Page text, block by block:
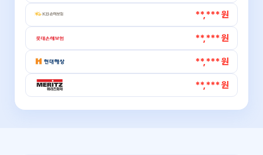
**,*** 원
**,*** 원
**,*** 원
**,*** 원